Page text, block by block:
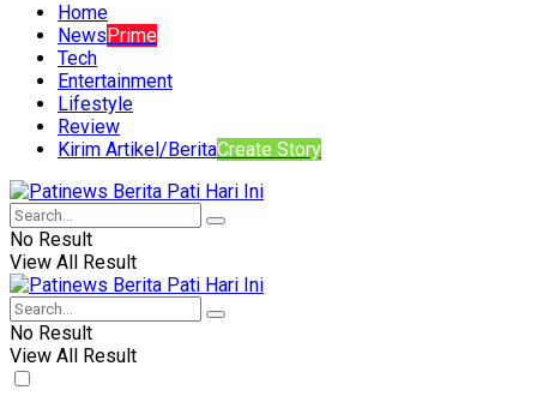
Home
NewsPrime
Tech
Entertainment
Lifestyle
Review
Kirim Artikel/BeritaCreate Story
No Result
View All Result
No Result
View All Result